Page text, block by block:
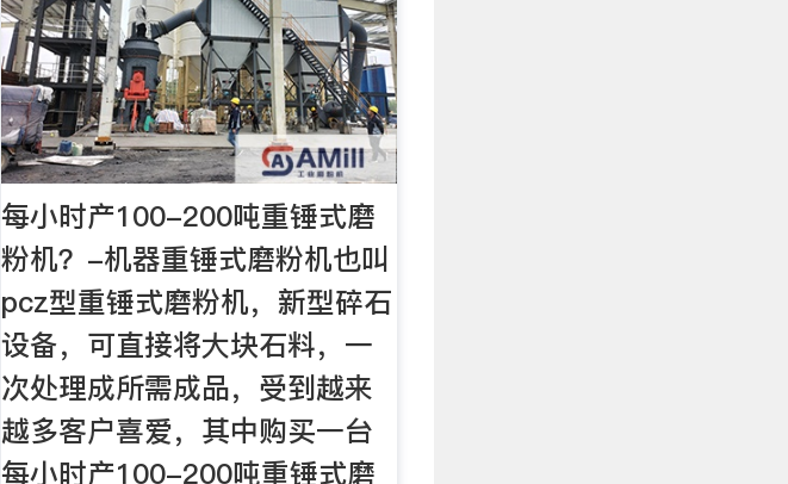
每小时产100-200吨重锤式磨
粉机？-机器重锤式磨粉机也叫
pcz型重锤式磨粉机，新型碎石
设备，可直接将大块石料，一
次处理成所需成品，受到越来
越多客户喜爱，其中购买一台
每小时产100-200吨重锤式磨